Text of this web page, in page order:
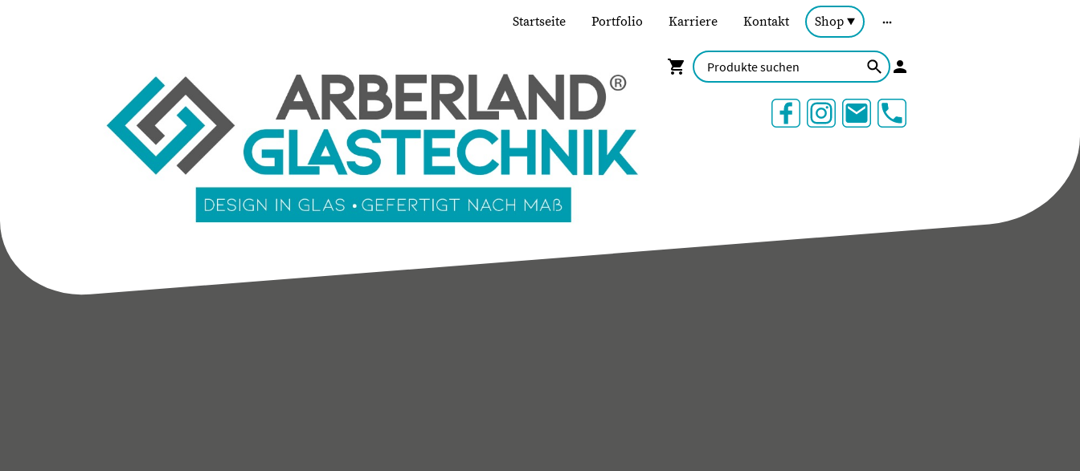
Startseite Portfolio Karriere Kontakt Shop